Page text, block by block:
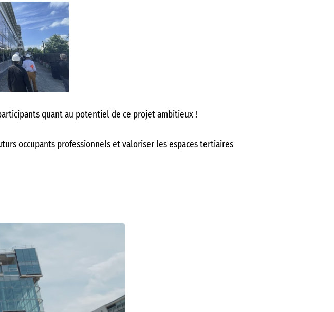
quant au potentiel de ce projet ambitieux !
occupants professionnels et valoriser les espaces tertiaires